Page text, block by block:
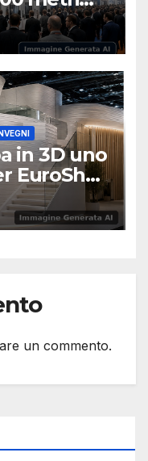
in 3D uno
EuroShop
un commento.